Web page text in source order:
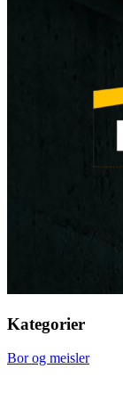
Kategorier
Bor og meisler